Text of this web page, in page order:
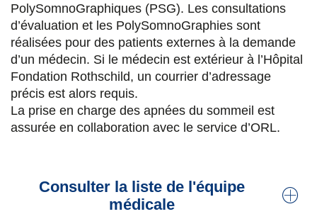
Dr Maelle Dade
Neurologue
Dr Gilles Huberfeld
Neurologue, praticien titulaire.
Électrophysiologie.Epilepsies de l'adulte
Praticien titulaire, neurologue.Neuro-
ophtalmologie,Sclérose en Plaques
PolySomnoGraphiques (PSG). Les consultations
d’évaluation et les PolySomnoGraphies sont
réalisées pour des patients externes à la demande
d’un médecin. Si le médecin est extérieur à l’Hôpital
Fondation Rothschild, un courrier d’adressage
précis est alors requis.
La prise en charge des apnées du sommeil est
assurée en collaboration avec le service d’ORL.
Consulter la liste de l'équipe
médicale